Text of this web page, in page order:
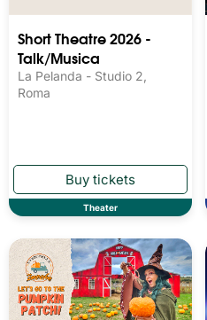
Short Theatre 2026 -
Talk/Musica
La Pelanda - Studio 2,
Roma
Theater